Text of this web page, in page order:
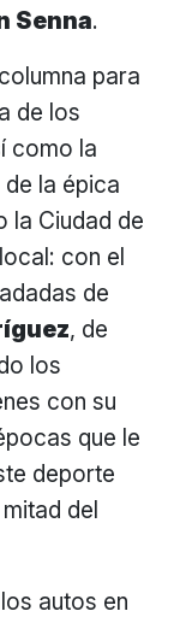
Senna.
para
de los
como la
la épica
la Ciudad de
con el
de
, de
los
con su
que le
deporte
del
autos en